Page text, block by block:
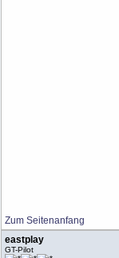
Zum Seitenanfang
eastplay
GT-Pilot